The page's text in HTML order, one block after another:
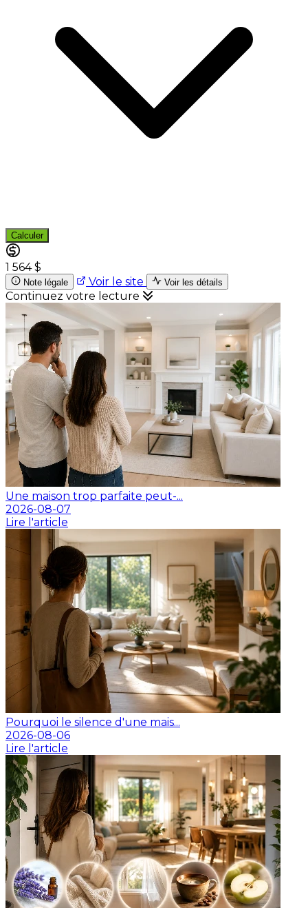
Calculer
1 564 $
Note légale Voir le site Voir les détails
Continuez votre lecture
Une maison trop parfaite peut-...
2026-08-07
Lire l'article
Pourquoi le silence d'une mais...
2026-08-06
Lire l'article